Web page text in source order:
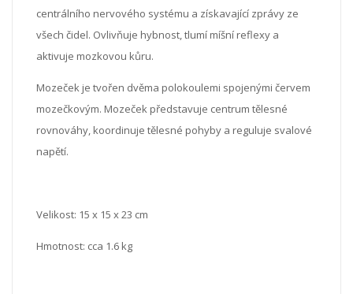
centrálního nervového systému a získavající zprávy ze
všech čidel. Ovlivňuje hybnost, tlumí míšní reflexy a
aktivuje mozkovou kůru.
Mozeček je tvořen dvěma polokoulemi spojenými červem
mozečkovým. Mozeček představuje centrum tělesné
rovnováhy, koordinuje tělesné pohyby a reguluje svalové
napětí.
Velikost: 15 x 15 x 23 cm
Hmotnost: cca 1.6 kg